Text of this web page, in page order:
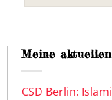
Meine
CSD Berlin: